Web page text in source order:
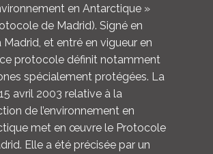
en Antarctique »
de Madrid). Signé en
Madrid, et entré en vigueur en
protocole définit notamment
spécialement protégées. La
avril 2003 relative à la
de l’environnement en
met en œuvre le Protocole
Elle a été précisée par un